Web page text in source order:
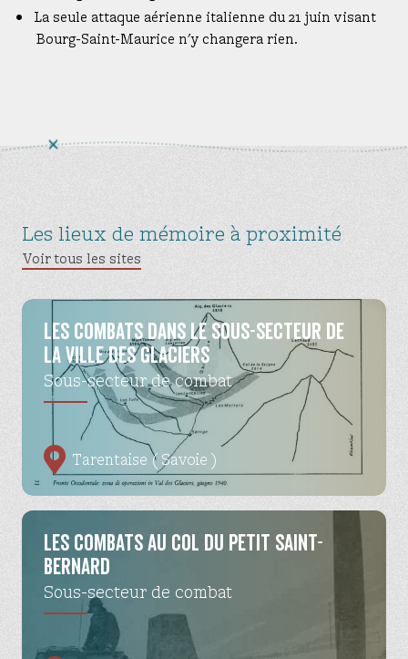
La seule attaque aérienne italienne du 21 juin visant
Bourg-Saint-Maurice n'y changera rien.
Les lieux de mémoire à proximité
Voir tous les sites
Les combats dans le sous-secteur de
la Ville des glaciers
Sous-secteur de combat
Tarentaise ( Savoie )
Les combats au col du Petit Saint-
Bernard
Sous-secteur de combat